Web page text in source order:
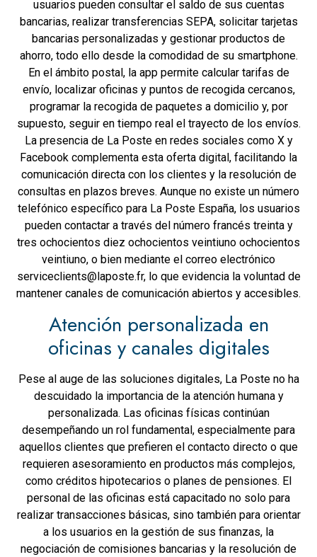
usuarios pueden consultar el saldo de sus cuentas
bancarias, realizar transferencias SEPA, solicitar tarjetas
bancarias personalizadas y gestionar productos de
ahorro, todo ello desde la comodidad de su smartphone.
En el ámbito postal, la app permite calcular tarifas de
envío, localizar oficinas y puntos de recogida cercanos,
programar la recogida de paquetes a domicilio y, por
supuesto, seguir en tiempo real el trayecto de los envíos.
La presencia de La Poste en redes sociales como X y
Facebook complementa esta oferta digital, facilitando la
comunicación directa con los clientes y la resolución de
consultas en plazos breves. Aunque no existe un número
telefónico específico para La Poste España, los usuarios
pueden contactar a través del número francés treinta y
tres ochocientos diez ochocientos veintiuno ochocientos
veintiuno, o bien mediante el correo electrónico
serviceclients@laposte.fr, lo que evidencia la voluntad de
mantener canales de comunicación abiertos y accesibles.
Atención personalizada en
oficinas y canales digitales
Pese al auge de las soluciones digitales, La Poste no ha
descuidado la importancia de la atención humana y
personalizada. Las oficinas físicas continúan
desempeñando un rol fundamental, especialmente para
aquellos clientes que prefieren el contacto directo o que
requieren asesoramiento en productos más complejos,
como créditos hipotecarios o planes de pensiones. El
personal de las oficinas está capacitado no solo para
realizar transacciones básicas, sino también para orientar
a los usuarios en la gestión de sus finanzas, la
negociación de comisiones bancarias y la resolución de